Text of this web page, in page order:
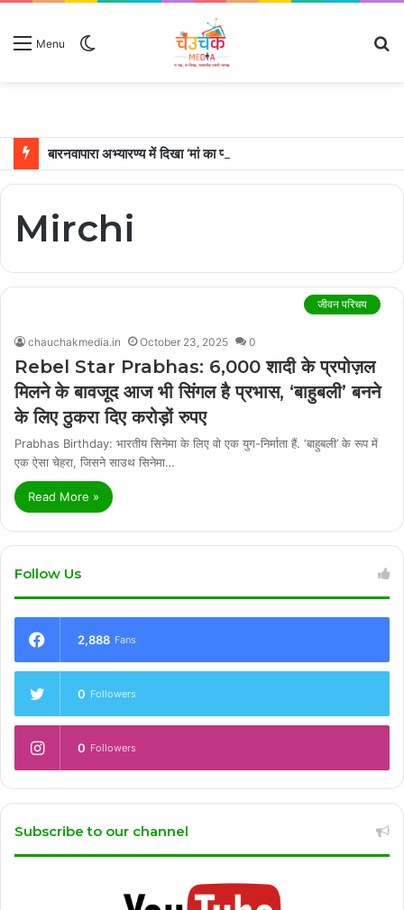
Menu
Mirchi
जीवन परिचय
chauchakmedia.in October 23, 2025 0
Rebel Star Prabhas: 6,000 शादी के प्रपोज़ल
मिलने के बावजूद आज भी सिंगल है प्रभास, ‘बाहुबली’ बनने
के लिए ठुकरा दिए करोड़ों रुपए
Prabhas Birthday: भारतीय सिनेमा के लिए वो एक युग-निर्माता हैं. ‘बाहुबली’ के रूप में
एक ऐसा चेहरा, जिसने साउथ सिनेमा…
Read More »
Follow Us
2,888 Fans
0 Followers
0 Followers
Subscribe to our channel